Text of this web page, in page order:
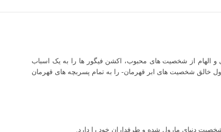
الهام از شخصیت های محبوب، اکشن فیگور ها را به یک اسباب
خالق شخصیت های ابر قهرمان- را به تمام پسربچه های قهرمان